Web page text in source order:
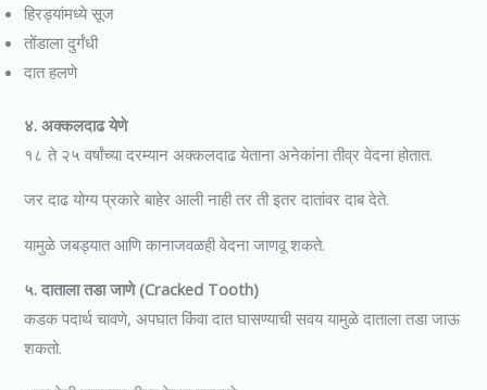
हिरड्यांमध्ये सूज
तोंडाला दुर्गंधी
दात हलणे
४. अक्कलदाढ येणे
१८ ते २५ वर्षांच्या दरम्यान अक्कलदाढ येताना अनेकांना तीव्र वेदना होतात.
जर दाढ योग्य प्रकारे बाहेर आली नाही तर ती इतर दातांवर दाब देते.
यामुळे जबड्यात आणि कानाजवळही वेदना जाणवू शकते.
५. दाताला तडा जाणे (Cracked Tooth)
कडक पदार्थ चावणे, अपघात किंवा दात घासण्याची सवय यामुळे दाताला तडा जाऊ
शकतो.